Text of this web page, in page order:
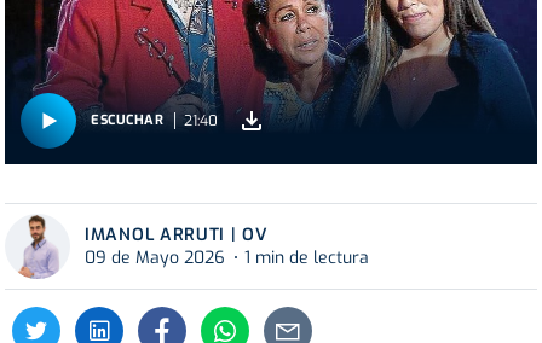
ESCUCHAR 21:40
IMANOL ARRUTI | OV
09 de Mayo 2026
1 min de lectura